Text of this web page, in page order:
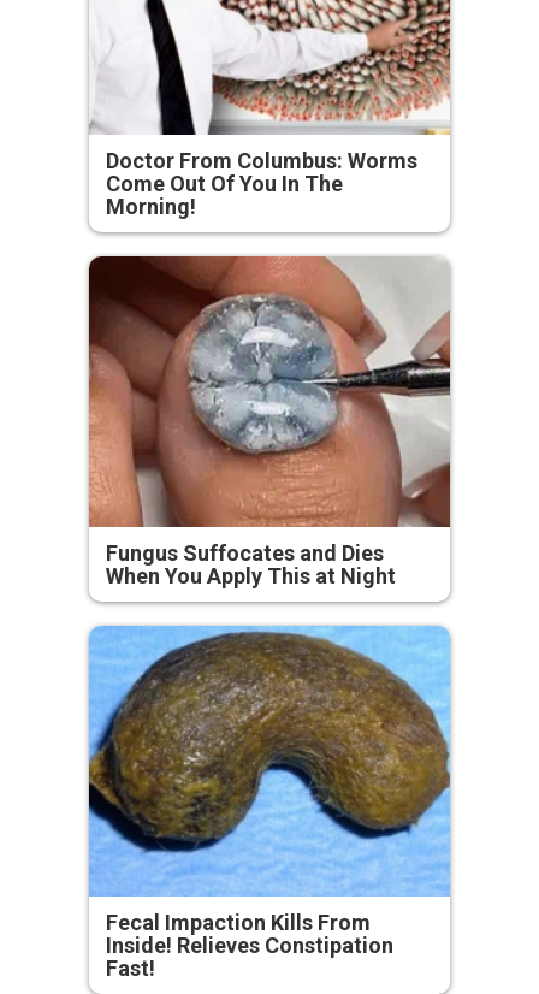
Doctor From Columbus: Worms
Come Out Of You In The
Morning!
Fungus Suffocates and Dies
When You Apply This at Night
Fecal Impaction Kills From
Inside! Relieves Constipation
Fast!